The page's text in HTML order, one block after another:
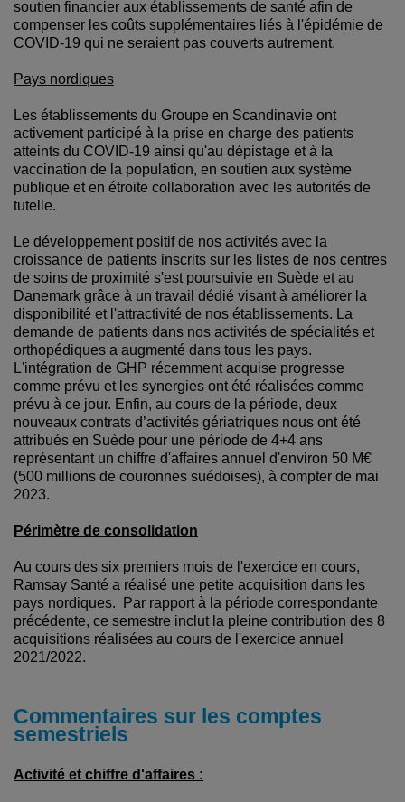
soutien financier aux établissements de santé afin de
compenser les coûts supplémentaires liés à l'épidémie de
COVID-19 qui ne seraient pas couverts autrement.
Pays nordiques
Les établissements du Groupe en Scandinavie ont
activement participé à la prise en charge des patients
atteints du COVID-19 ainsi qu'au dépistage et à la
vaccination de la population, en soutien aux système
publique et en étroite collaboration avec les autorités de
tutelle.
Le développement positif de nos activités avec la
croissance de patients inscrits sur les listes de nos centres
de soins de proximité s'est poursuivie en Suède et au
Danemark grâce à un travail dédié visant à améliorer la
disponibilité et l'attractivité de nos établissements. La
demande de patients dans nos activités de spécialités et
orthopédiques a augmenté dans tous les pays.
L'intégration de GHP récemment acquise progresse
comme prévu et les synergies ont été réalisées comme
prévu à ce jour. Enfin, au cours de la période, deux
nouveaux contrats d’activités gériatriques nous ont été
attribués en Suède pour une période de 4+4 ans
représentant un chiffre d'affaires annuel d'environ 50 M€
(500 millions de couronnes suédoises), à compter de mai
2023.
Périmètre de consolidation
Au cours des six premiers mois de l'exercice en cours,
Ramsay Santé a réalisé une petite acquisition dans les
pays nordiques. Par rapport à la période correspondante
précédente, ce semestre inclut la pleine contribution des 8
acquisitions réalisées au cours de l'exercice annuel
2021/2022.
Commentaires sur les comptes
semestriels
Activité et chiffre d'affaires :